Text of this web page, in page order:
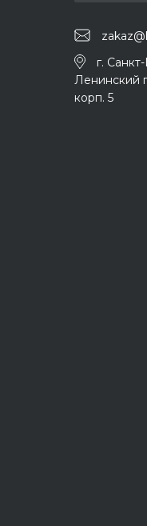
г.
Ленинский
корп. 5